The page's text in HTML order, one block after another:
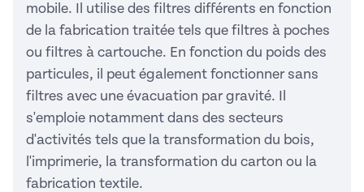
mobile. Il utilise des filtres différents en fonction
de la fabrication traitée tels que filtres à poches
ou filtres à cartouche. En fonction du poids des
particules, il peut également fonctionner sans
filtres avec une évacuation par gravité. Il
s'emploie notamment dans des secteurs
d'activités tels que la transformation du bois,
l'imprimerie, la transformation du carton ou la
fabrication textile.